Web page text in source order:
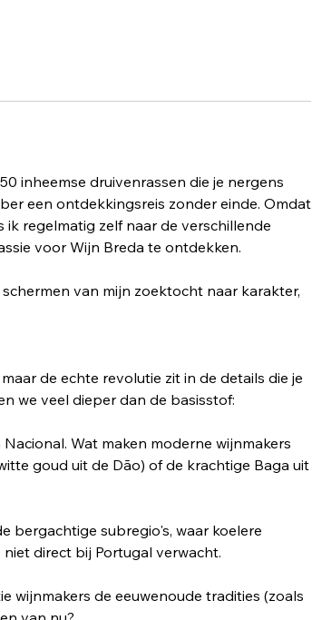
inheemse druivenrassen die je nergens
een ontdekkingsreis zonder einde. Omdat
regelmatig zelf naar de verschillende
voor Wijn Breda te ontdekken.
van mijn zoektocht naar karakter,
de echte revolutie zit in de details die je
we veel dieper dan de basisstof:
Wat maken moderne wijnmakers
goud uit de Dão) of de krachtige Baga uit
bergachtige subregio's, waar koelere
direct bij Portugal verwacht.
wijnmakers de eeuwenoude tradities (zoals